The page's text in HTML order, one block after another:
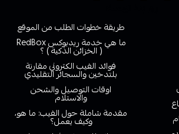
طريقة خطوات الطلب من الموقع
ما هي خدمة ريدبوكس RedBox
( الخزائن الذكية ) ؟
فوائد الفيب الكتروني مقارنة
بلتدخين والسجائر التقليدي
اوقات التوصيل والشحن
والاستلام
مقدمة شاملة حول الفيب: ما هو،
وكيف يعمل؟